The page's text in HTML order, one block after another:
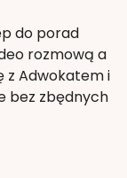
do porad
rozmową a
z Adwokatem i
bez zbędnych